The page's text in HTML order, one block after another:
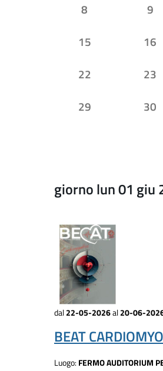
8
9
15
16
22
23
29
30
giorno lun 01 giu
dal22-05-2026al20-06-
BEAT
Luogo: FERMO AUDITORIUM